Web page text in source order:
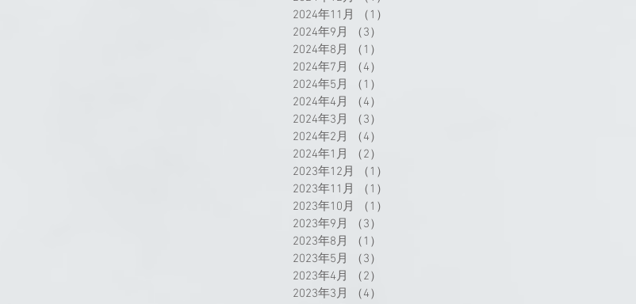
2024年11月
（1）
2024年9月
（3）
2024年8月
（1）
2024年7月
（4）
2024年5月
（1）
2024年4月
（4）
2024年3月
（3）
2024年2月
（4）
2024年1月
（2）
2023年12月
（1）
2023年11月
（1）
2023年10月
（1）
2023年9月
（3）
2023年8月
（1）
2023年5月
（3）
2023年4月
（2）
2023年3月
（4）